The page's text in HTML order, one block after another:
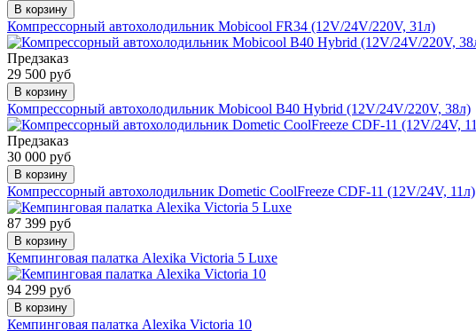
В корзину
Компрессорный автохолодильник Mobicool FR34 (12V/24V/220V, 31л)
Предзаказ
29 500 руб
В корзину
Компрессорный автохолодильник Mobicool B40 Hybrid (12V/24V/220V, 38л)
Предзаказ
30 000 руб
В корзину
Компрессорный автохолодильник Dometic CoolFreeze CDF-11 (12V/24V, 11л)
87 399 руб
В корзину
Кемпинговая палатка Alexika Victoria 5 Luxe
94 299 руб
В корзину
Кемпинговая палатка Alexika Victoria 10